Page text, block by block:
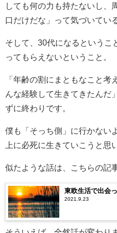
しても何の力も持たないし、
口だけだな」って気づいてい
そして、30代になるというこ
ってもらえないということ。
「年齢の割にまともなこと
んな経験して生きてきたんだ
ずに終わりです。
僕も「そっち側」に行かない
上に必死に生きていこうと思
似たような話は、こちらの記
東欧生活で出会
2021.9.23